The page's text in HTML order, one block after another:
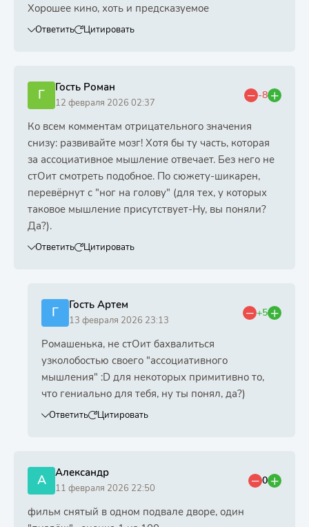
Хорошее кино, хоть и предсказуемое
Ответить Цитировать
Г Гость Роман
12 февраля 2026 02:37
-8
Ко всем комментам отрицательного значения
снизу: развивайте мозг! Хотя бы ту часть, которая
за ассоциативное мышление отвечает. Без него не
стОит смотреть подобное. По сюжету-шикарен,
перевёрнут с "ног на голову" (для тех, у которых
таковое мышление присутствует-Ну, вы поняли?
Да?).
Ответить Цитировать
Г Гость Артем
13 февраля 2026 23:13
+5
Ромашенька, не стОит бахвалиться
узколобостью своего "ассоциативного
мышления" :D для некоторых примитивно то,
что гениально для тебя, ну ты понял, да?)
Ответить Цитировать
А Александр
11 февраля 2026 22:50
0
фильм снятый в одном подвале дворе, один